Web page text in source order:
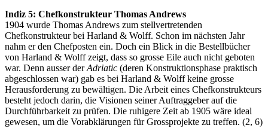
Indiz 5: Chefkonstrukteur Thomas Andrews
1904 wurde Thomas Andrews zum stellvertretenden
Chefkonstrukteur bei Harland & Wolff. Schon im nächsten Jahr
nahm er den Chefposten ein. Doch ein Blick in die Bestellbücher
von Harland & Wolff zeigt, dass so grosse Eile auch nicht geboten
war. Denn ausser derAdriatic (deren Konstruktionsphase praktisch
abgeschlossen war) gab es bei Harland & Wolff keine grosse
Herausforderung zu bewältigen. Die Arbeit eines Chefkonstrukteurs
besteht jedoch darin, die Visionen seiner Auftraggeber auf die
Durchführbarkeit zu prüfen. Die ruhigere Zeit ab 1905 wäre ideal
gewesen, um die Vorabklärungen für Grossprojekte zu treffen. (2, 6)